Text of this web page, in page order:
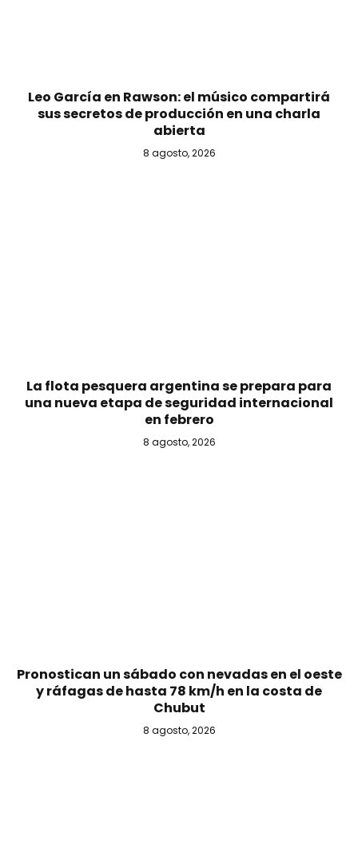
Leo García en Rawson: el músico compartirá
sus secretos de producción en una charla
abierta
8 agosto, 2026
La flota pesquera argentina se prepara para
una nueva etapa de seguridad internacional
en febrero
8 agosto, 2026
Pronostican un sábado con nevadas en el oeste
y ráfagas de hasta 78 km/h en la costa de
Chubut
8 agosto, 2026